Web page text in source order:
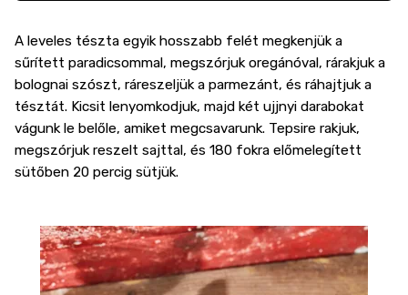
A leveles tészta egyik hosszabb felét megkenjük a
sűrített paradicsommal, megszórjuk oregánóval, rárakjuk a
bolognai szószt, ráreszeljük a parmezánt, és ráhajtjuk a
tésztát. Kicsit lenyomkodjuk, majd két ujjnyi darabokat
vágunk le belőle, amiket megcsavarunk. Tepsire rakjuk,
megszórjuk reszelt sajttal, és 180 fokra előmelegített
sütőben 20 percig sütjük.